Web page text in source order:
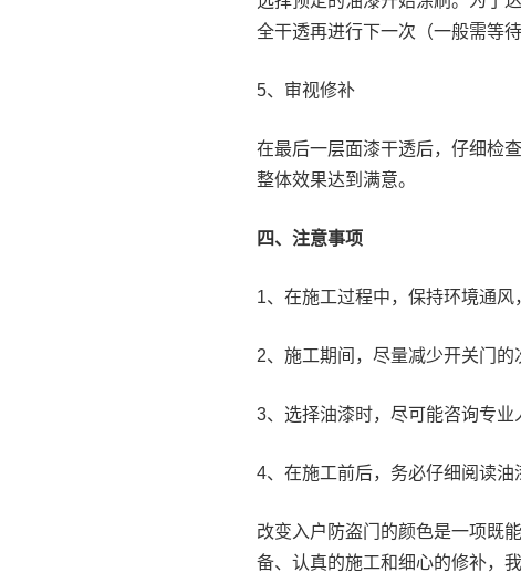
全干透再进行下一次（一般需等
5、审视修补
在最后一层面漆干透后，仔细检
整体效果达到满意。
四、注意事项
1、在施工过程中，保持环境通风
2、施工期间，尽量减少开关门的
3、选择油漆时，尽可能咨询专业
4、在施工前后，务必仔细阅读油
改变入户防盗门的颜色是一项既
备、认真的施工和细心的修补，